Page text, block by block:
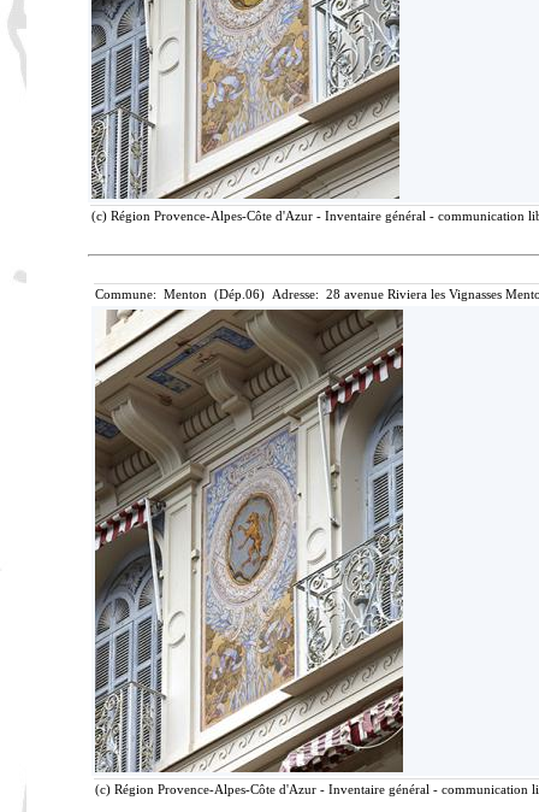
(c) Région Provence-Alpes-Côte d'Azur - Inventaire général - communication
Commune: Menton (Dép.06) Adresse: 28 avenue Riviera les Vignasses
(c) Région Provence-Alpes-Côte d'Azur - Inventaire général - communication